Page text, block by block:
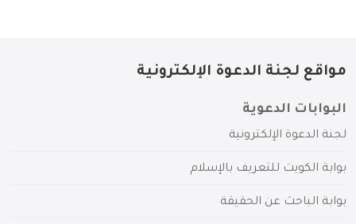
مواقع لجنة الدعوة الإلكترونية
البوابات الدعوية
لجنة الدعوة الإلكترونية
بوابة الكويت للتعريف بالإسلام
بوابة الباحث عن الحقيقة